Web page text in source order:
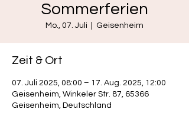
Sommerferien
Mo., 07. Juli Geisenheim
Zeit & Ort
07. Juli 2025, 08:00 – 17. Aug. 2025, 12:00
Geisenheim, Winkeler Str. 87, 65366
Geisenheim, Deutschland